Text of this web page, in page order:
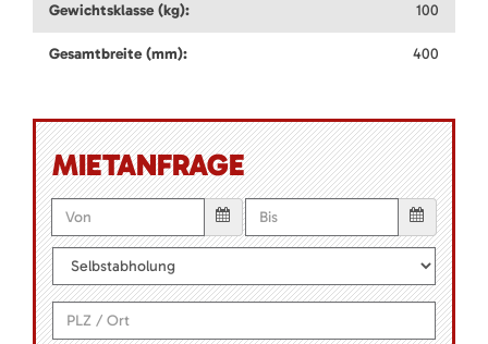
Gewichtsklasse (kg): 100
Gesamtbreite (mm): 400
MIETANFRAGE